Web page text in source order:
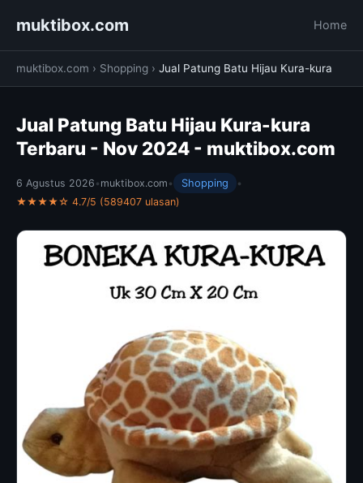
muktibox.com Home
muktibox.com › Shopping › Jual Patung Batu Hijau Kura-kura
Jual Patung Batu Hijau Kura-kura
Terbaru - Nov 2024 - muktibox.com
6 Agustus 2026 • muktibox.com • Shopping
•
★★★★☆ 4.7/5 (589407 ulasan)